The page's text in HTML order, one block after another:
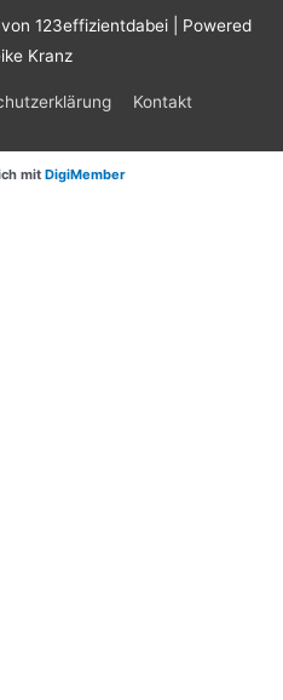
123effizientdabei | Powered
Kranz
Kontakt
mit DigiMember